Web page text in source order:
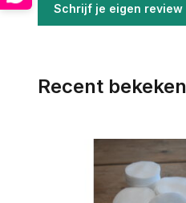
Schrijf je eigen review
Recent bekeken